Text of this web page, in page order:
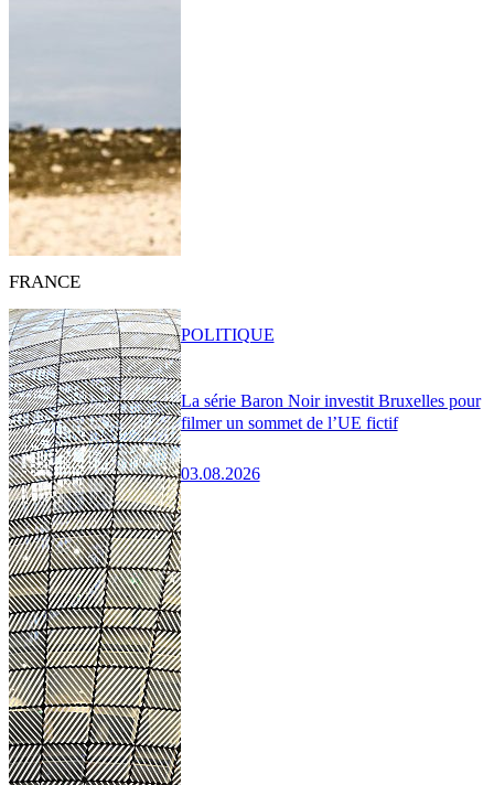
FRANCE
La série Baron Noir investit Bruxelles pour
filmer un sommet de l’UE fictif
03.08.2026
POLITIQUE